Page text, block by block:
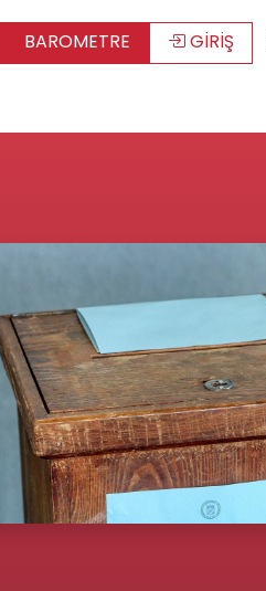
BAROMETRE GİRİŞ